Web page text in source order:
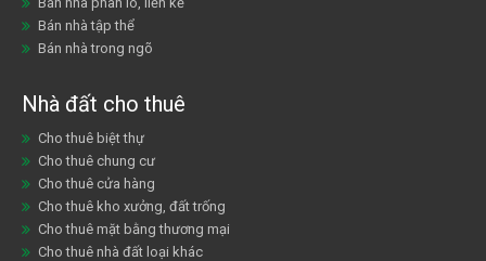
Bán nhà tập thể
Bán nhà trong ngõ
Nhà đất cho thuê
Cho thuê biệt thự
Cho thuê chung cư
Cho thuê cửa hàng
Cho thuê kho xưởng, đất trống
Cho thuê mặt bằng thương mại
Cho thuê nhà đất loại khác